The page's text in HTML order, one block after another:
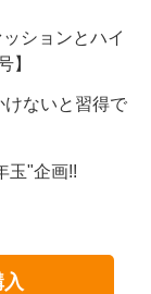
ションとハイ
】
けないと習得で
玉"企画!!